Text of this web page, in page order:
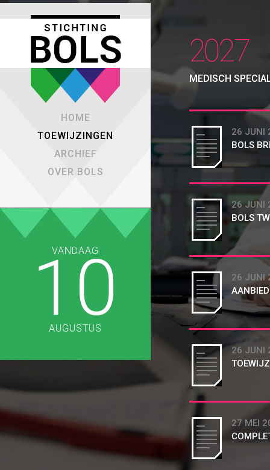
HOME
TOEWIJZINGEN
ARCHIEF
OVER BOLS
VANDAAG
10
AUGUSTUS
2027
MEDISCH
26 JUNI
BOLS
26 JUNI
BOLS
26 JUNI
26 JUNI
27 MEI